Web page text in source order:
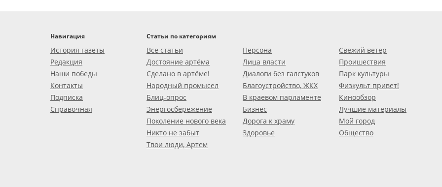
Навигация
История газеты
Редакция
Наши победы
Контакты
Подписка
Справочная
Статьи по категориям
Все статьи
Достояние артёма
Сделано в артёме!
Народный промысел
Блиц-опрос
Энергосбережение
Поколение нового века
Никто не забыт
Твои люди, Артем
Персона
Лица власти
Диалоги без галстуков
Благоустройство, ЖКХ
В краевом парламенте
Бизнес
Дорога к храму
Здоровье
Свежий ветер
Проишествия
Парк культуры
Физкульт привет!
Кинообзор
Лучшие материалы
Мой город
Общество